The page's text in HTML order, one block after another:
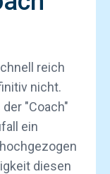
reich
nicht.
"Coach"
ein
diesen